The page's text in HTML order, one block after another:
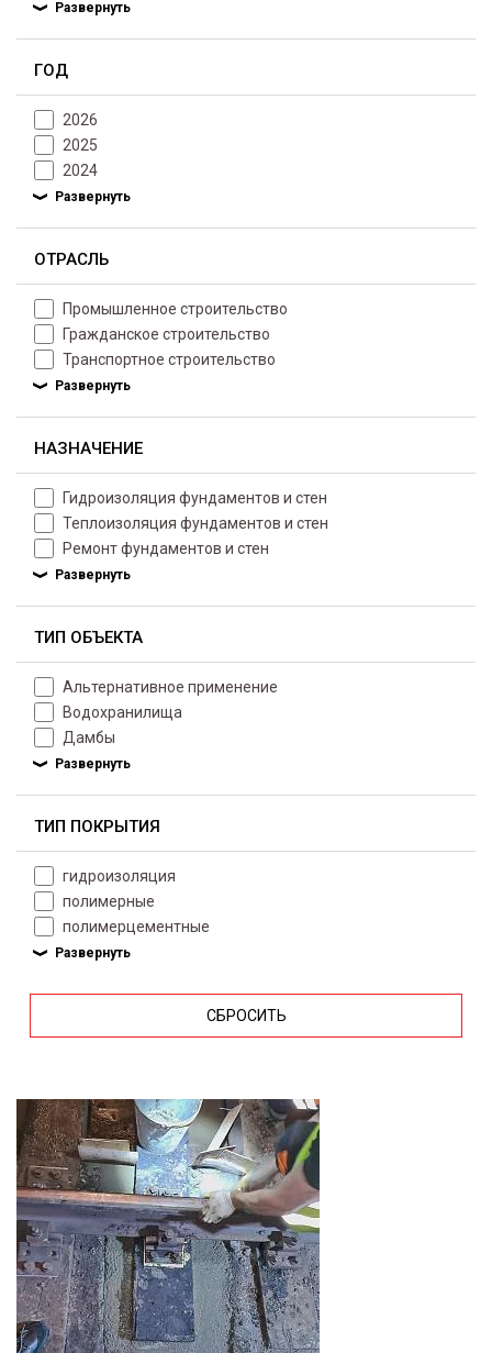
ГОД
2026
2025
2024
ОТРАСЛЬ
Промышленное строительство
Гражданское строительство
Транспортное строительство
НАЗНАЧЕНИЕ
Гидроизоляция фундаментов и стен
Теплоизоляция фундаментов и стен
Ремонт фундаментов и стен
ТИП ОБЪЕКТА
Альтернативное применение
Водохранилища
Дамбы
ТИП ПОКРЫТИЯ
гидроизоляция
полимерные
полимерцементные
СБРОСИТЬ